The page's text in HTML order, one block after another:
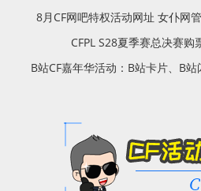
8月CF网吧特权活动网址 女仆网
CFPL S28夏季赛总决赛购
B站CF嘉年华活动：B站卡片、B